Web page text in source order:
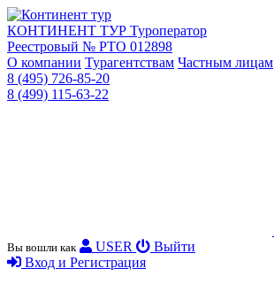
КОНТИНЕНТ ТУР Туроператор
Реестровый № РТО 012898
О компании Турагентствам Частным лицам
8 (495) 726-85-20
8 (499) 115-63-22
Вы вошли как USER
Выйти
Вход и Регистрация